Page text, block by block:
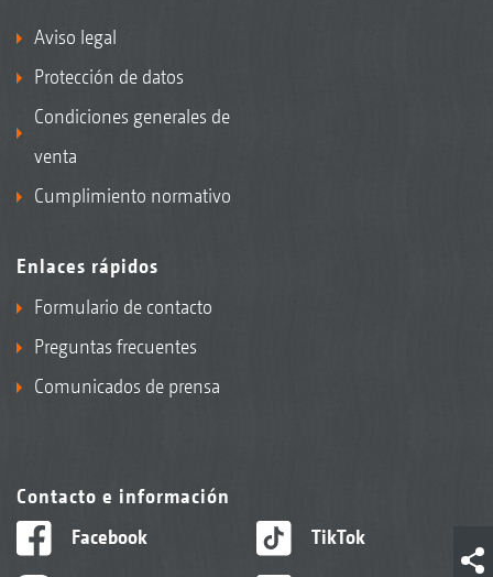
Aviso legal
Protección de datos
Condiciones generales de
venta
Cumplimiento normativo
Enlaces rápidos
Formulario de contacto
Preguntas frecuentes
Comunicados de prensa
Contacto e información
Facebook
TikTok